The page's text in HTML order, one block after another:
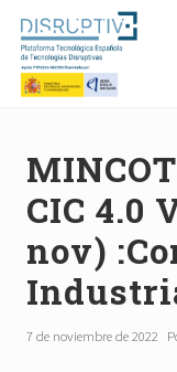
Menu
Skip
main
content
Skip
primary
sidebar
Skip
footer
CIC 4.0
nov)
7 de noviembre de 2022